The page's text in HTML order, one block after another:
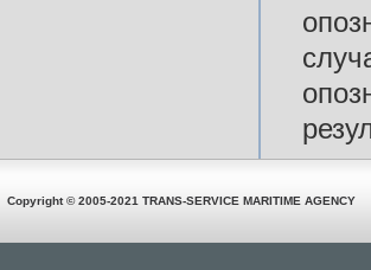
Copyright © 2005-2021 TRANS-SERVICE MARITIME AGENCY